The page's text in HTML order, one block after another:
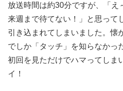
放送時間は約30分ですが、「え
来週まで待てない！」と思って
引き込まれてしまいました。懐
でしか「タッチ」を知らなかっ
初回を見ただけでハマってしま
イ！